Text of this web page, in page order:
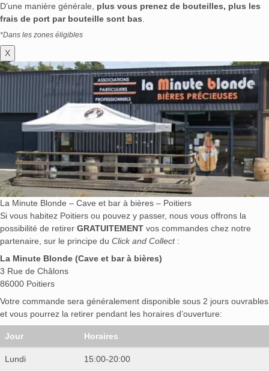
D’une manière générale, plus vous prenez de bouteilles, plus les
frais de port par bouteille sont bas
*Dans les zones éligibles
X
La Minute Blonde – Cave et bar à bières – Poitiers
Si vous habitez Poitiers ou pouvez y passer, nous vous offrons la
possibilité de retirer GRATUITEMENT vos commandes chez notre
partenaire, sur le principe du Click and Collect:
La Minute Blonde (Cave et bar à bières)
3 Rue de Châlons
86000 Poitiers
Votre commande sera généralement disponible sous 2 jours ouvrables
et vous pourrez la retirer pendant les horaires d’ouverture:
Jour Horaires
Lundi 15:00-20:00